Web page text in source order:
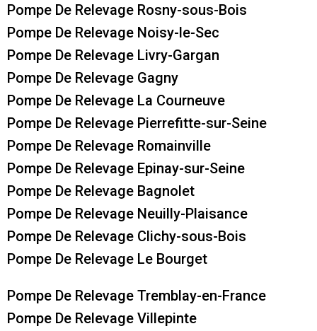
Pompe De Relevage Rosny-sous-Bois
Pompe De Relevage Noisy-le-Sec
Pompe De Relevage Livry-Gargan
Pompe De Relevage Gagny
Pompe De Relevage La Courneuve
Pompe De Relevage Pierrefitte-sur-Seine
Pompe De Relevage Romainville
Pompe De Relevage Epinay-sur-Seine
Pompe De Relevage Bagnolet
Pompe De Relevage Neuilly-Plaisance
Pompe De Relevage Clichy-sous-Bois
Pompe De Relevage Le Bourget
Pompe De Relevage Tremblay-en-France
Pompe De Relevage Villepinte